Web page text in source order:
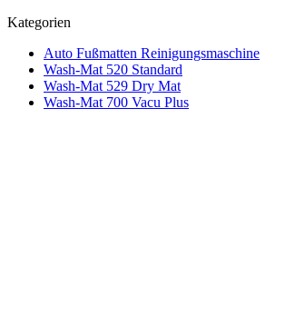
Kategorien
Auto Fußmatten Reinigungsmaschine
Wash-Mat 520 Standard
Wash-Mat 529 Dry Mat
Wash-Mat 700 Vacu Plus